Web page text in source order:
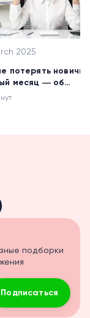
2025
потерять
месяц ― об
от эксперта
подборки
Подписаться